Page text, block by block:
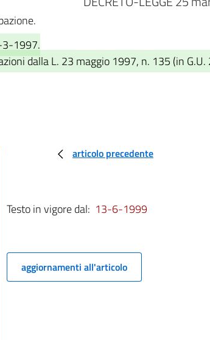
3-1997.
dalla L. 23 maggio 1997, n. 135 (in
articolo precedente
Testo in vigore dal: 13-6-1999
aggiornamenti all'articolo